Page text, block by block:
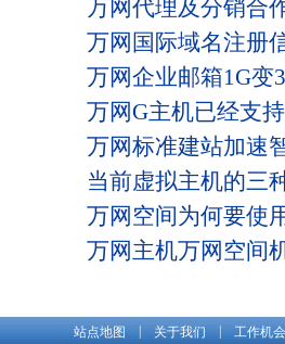
万网代理及分销合
万网国际域名注册
万网企业邮箱1G变
万网G主机已经支
万网标准建站加速
当前虚拟主机的三
万网空间为何要使
万网主机万网空间
站点地图 关于我们 工作机会